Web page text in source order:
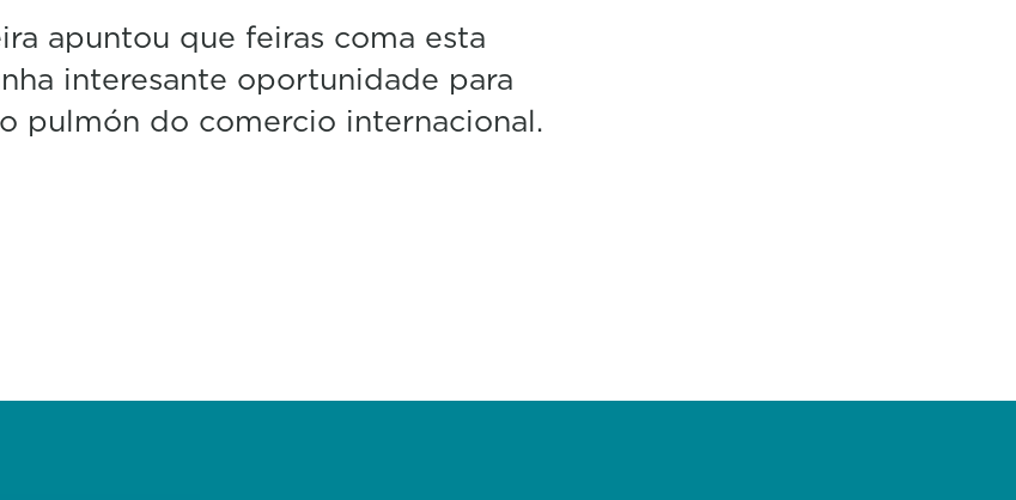
l
m
5
apuntou que feiras coma esta
interesante oportunidade para
pulmón do comercio internacional.